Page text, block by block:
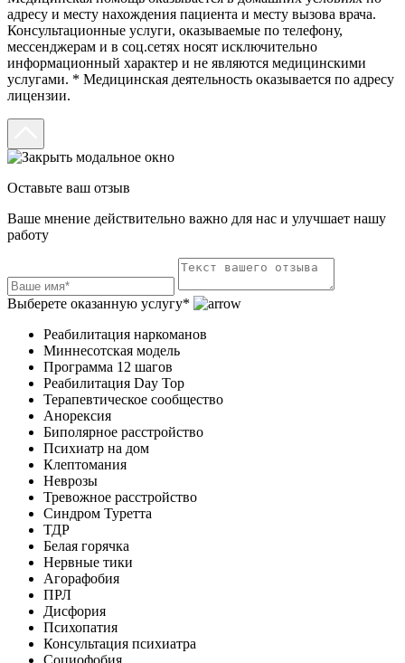
адресу и месту нахождения пациента и месту вызова врача.
Консультационные услуги, оказываемые по телефону,
мессенджерам и в соц.сетях носят исключительно
информационный характер и не являются медицинскими
услугами. * Медицинская деятельность оказывается по адресу
лицензии.
Оставьте ваш отзыв
Ваше мнение действительно важно для нас и улучшает нашу
работу
Выберете оказанную услугу*
Реабилитация наркоманов
Миннесотская модель
Программа 12 шагов
Реабилитация Day Top
Терапевтическое сообщество
Анорексия
Биполярное расстройство
Психиатр на дом
Клептомания
Неврозы
Тревожное расстройство
Синдром Туретта
ТДР
Белая горячка
Нервные тики
Агорафобия
ПРЛ
Дисфория
Психопатия
Консультация психиатра